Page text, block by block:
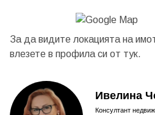
За да видите локацията на
влезете в профила си от тук.
Ивелина
Консултант